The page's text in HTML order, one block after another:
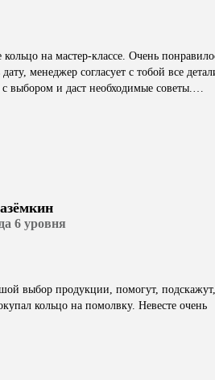
на мастер-классе. Очень
менеджер согласует с тобой все
выбором и даст необходимые советы.…
6 уровня
выбор продукции, помогут, подскажут,
кольцо на помолвку. Невесте очень